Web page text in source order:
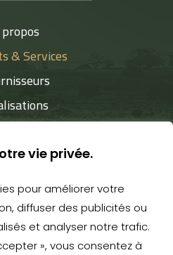
& Services
Child - Coaticook J1A 2B9 -
vie privée.
pour améliorer votre
diffuser des publicités ou
et analyser notre trafic.
», vous consentez à